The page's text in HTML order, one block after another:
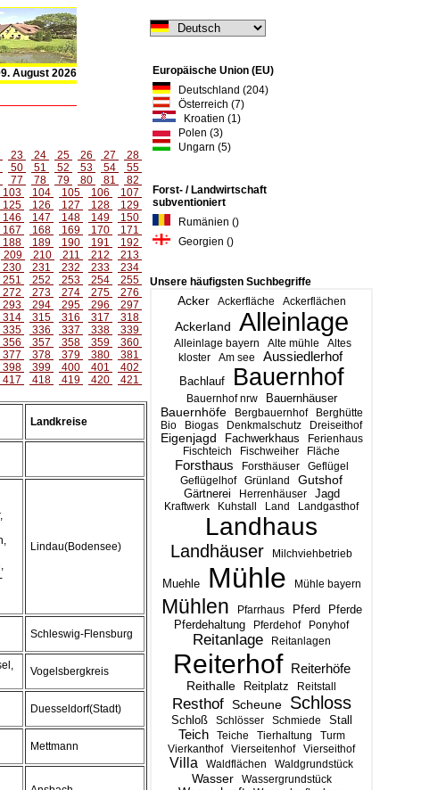
August 2026
Europäische Union (EU)
Deutschland (204)
Österreich (7)
Kroatien (1)
Polen (3)
Ungarn (5)
Forst- / Landwirtschaft
subventioniert
Rumänien ()
Georgien ()
Unsere häufigsten Suchbegriffe
Acker Ackerfläche Ackerflächen
Ackerland Alleinlage
Alleinlage bayern Alte mühle
Altes
kloster
Am see Aussiedlerhof
Bachlauf Bauernhof
Bauernhof nrw Bauernhäuser
Bauernhöfe Bergbauernhof
Berghütte
Bio
Biogas Denkmalschutz Dreiseithof
Eigenjagd Fachwerkhaus
Ferienhaus
Fischteich
Fischweiher Fläche
Forsthaus Forsthäuser
Geflügel
Geflügelhof
Grünland
Gutshof
Gärtnerei
Herrenhäuser Jagd
Kraftwerk Kuhstall Land Landgasthof
Landhaus
Landhäuser Milchviehbetrieb
Muehle Mühle Mühle bayern
Mühlen Pfarrhaus Pferd Pferde
Pferdehaltung Pferdehof Ponyhof
Reitanlage Reitanlagen
Reiterhof Reiterhöfe
Reithalle Reitplatz Reitstall
Resthof Scheune Schloss
Schloß Schlösser Schmiede Stall
Teich Teiche Tierhaltung
Turm
Vierkanthof
Vierseitenhof Vierseithof
Villa Waldflächen Waldgrundstück
Wasser Wassergrundstück
23 24 25 26 27
28
50 51 52 53 54
55
77 78 79 80 81
82
103 104 105 106
107
125 126 127 128
129
146 147 148 149
150
167 168 169 170
171
188 189 190 191
192
209 210 211 212
213
230 231 232 233
234
251 252 253 254
255
272 273 274 275
276
293 294 295 296
297
314 315 316 317
318
335 336 337 338
339
356 357 358 359
360
377 378 379 380
381
398 399 400 401
402
417 418 419 420 421
Landkreise
Lindau(Bodensee)
Schleswig-Flensburg
Vogelsbergkreis
Duesseldorf(Stadt)
Mettmann